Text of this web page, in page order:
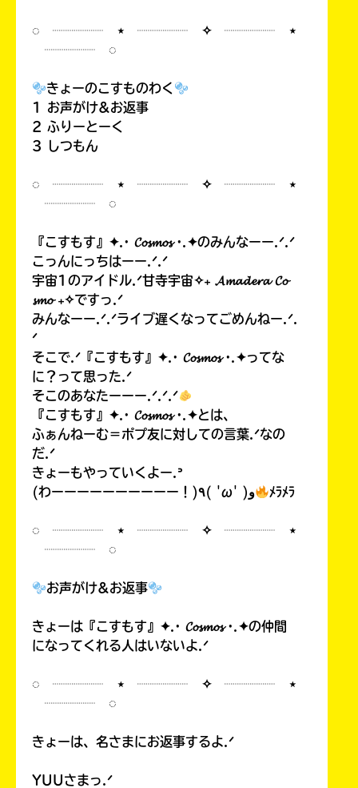
◌ ┈┈┈┈ ⋆ ┈┈┈┈ ✧ ┈┈┈┈ ⋆
┈┈┈┈ ◌
きょーのこすものわく
1 お声がけ&お返事
2 ふりーとーく
3 しつもん
◌ ┈┈┈┈ ⋆ ┈┈┈┈ ✧ ┈┈┈┈ ⋆
┈┈┈┈ ◌
『こすもす』✦.· 𝓒𝓸𝓼𝓶𝓸𝓼 ·.✦のみんなーー.ᐟ.ᐟ
こっんにっちはーー.ᐟ.ᐟ
宇宙1のアイドル.ᐟ甘寺宇宙✧₊ 𝓐𝓶𝓪𝓭𝓮𝓻𝓪 𝓒𝓸
𝓼𝓶𝓸 ₊✧ですっ.ᐟ
みんなーー.ᐟ.ᐟライブ遅くなってごめんねー.ᐟ.
ᐟ
そこで.ᐟ『こすもす』✦.· 𝓒𝓸𝓼𝓶𝓸𝓼 ·.✦ってな
に？って思った.ᐟ
そこのあなたーーー.ᐟ.ᐟ.ᐟ
『こすもす』✦.· 𝓒𝓸𝓼𝓶𝓸𝓼 ·.✦とは、
ふぁんねーむ＝ポプ友に対しての言葉.ᐟなの
だ.ᐟ
きょーもやっていくよー.ᐣ
(わーーーーーーーーーー！)٩( 'ω' )و
ﾒﾗﾒﾗ
◌ ┈┈┈┈ ⋆ ┈┈┈┈ ✧ ┈┈┈┈ ⋆
┈┈┈┈ ◌
お声がけ&お返事
きょーは『こすもす』✦.· 𝓒𝓸𝓼𝓶𝓸𝓼 ·.✦の仲間
になってくれる人はいないよ.ᐟ
◌ ┈┈┈┈ ⋆ ┈┈┈┈ ✧ ┈┈┈┈ ⋆
┈┈┈┈ ◌
きょーは、名さまにお返事するよ.ᐟ
YUUさまっ.ᐟ